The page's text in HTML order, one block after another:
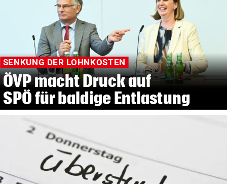
SENKUNG DER LOHNKOSTEN
ÖVP macht Druck auf
SPÖ für baldige Entlastung